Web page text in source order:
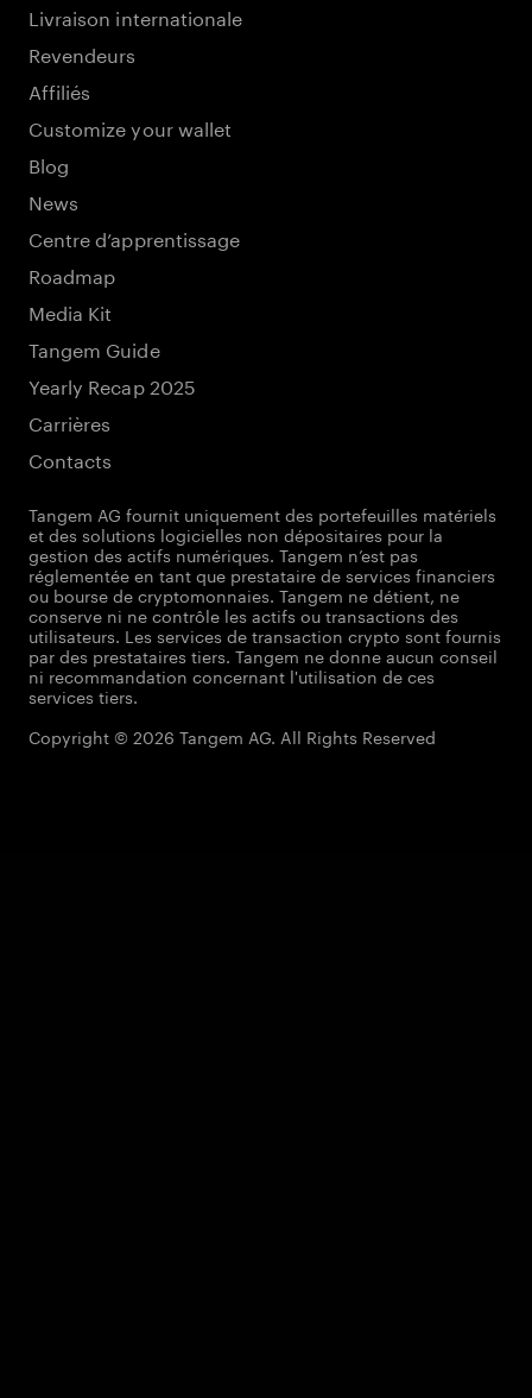
Livraison internationale
Revendeurs
Affiliés
Customize your wallet
Blog
News
Centre d’apprentissage
Roadmap
Media Kit
Tangem Guide
Yearly Recap 2025
Carrières
Contacts
Tangem AG fournit uniquement des portefeuilles matériels
et des solutions logicielles non dépositaires pour la
gestion des actifs numériques. Tangem n’est pas
réglementée en tant que prestataire de services financiers
ou bourse de cryptomonnaies. Tangem ne détient, ne
conserve ni ne contrôle les actifs ou transactions des
utilisateurs. Les services de transaction crypto sont fournis
par des prestataires tiers. Tangem ne donne aucun conseil
ni recommandation concernant l'utilisation de ces
services tiers.